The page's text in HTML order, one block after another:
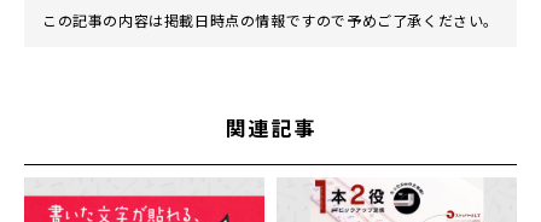
この記事の内容は掲載日時点の情報ですので予めご了承ください。
関連記事